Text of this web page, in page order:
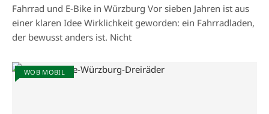
Fahrrad und E-Bike in Würzburg Vor sieben Jahren ist aus
einer klaren Idee Wirklichkeit geworden: ein Fahrradladen,
der bewusst anders ist. Nicht
WOB MOBIL